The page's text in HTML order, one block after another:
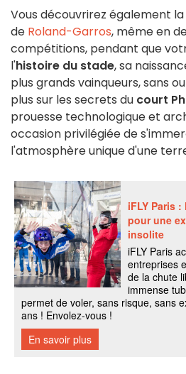
Vous découvrirez également
de Roland-Garros, même en
compétitions, pendant que
l'histoire du stade, sa
plus grands vainqueurs, sans
plus sur les secrets du court
prouesse technologique et
occasion privilégiée de
l'atmosphère unique d'une